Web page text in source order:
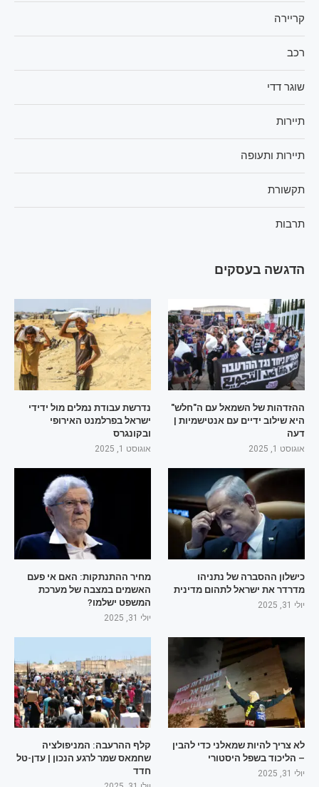
קריירה
רכב
שוגר דדי
תיירות
תיירות ותעופה
תקשורת
תרבות
הדגשה בעסקים
ההזדהות של השמאל עם ה"חלש"
היא שילוב ידיים עם אנטישמיות |
דעה
אוגוסט 1, 2025
נדרשת עבודת נמלים מול ידידי
ישראל בפרלמנט האירופי
ובקונגרס
אוגוסט 1, 2025
כישלון ההסברה של נתניהו
מדרדר את ישראל לתהום מדינית
יולי 31, 2025
מחיר ההתנתקות: האם אי פעם
האשמים במצבה של מערכת
המשפט ישלמו?
יולי 31, 2025
לא צריך להיות שמאלני כדי להבין
– הליכוד בשפל היסטורי
יולי 31, 2025
קלף ההרעבה: המניפולציה
שחמאס שמר לרגע הנכון | עדן-טל
חדד